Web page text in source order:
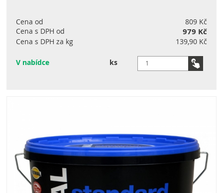
Cena od
809 Kč
Cena s DPH od
979 Kč
Cena s DPH za kg 139,90 Kč
V nabídce ks